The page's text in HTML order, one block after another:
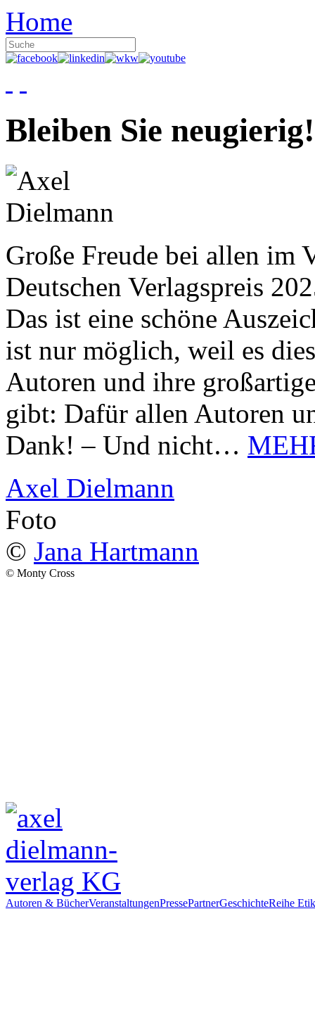
Home
Bleiben Sie neugierig!
Große Freude bei allen im
Deutschen Verlagspreis
Das ist eine schöne
ist nur möglich, weil es
Autoren und ihre
gibt: Dafür allen Autoren
Dank! – Und nicht…
Axel Dielmann
Foto
© Jana Hartmann
© Monty Cross
Autoren & BücherVeranstaltungenPressePartnerGeschichteReihe